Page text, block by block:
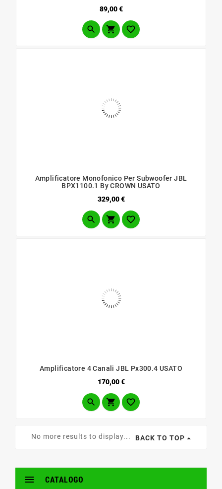
89,00 €Prezzo
  
Amplificatore Monofonico Per Subwoofer JBL
BPX1100.1 By CROWN USATO
329,00 €Prezzo
  
Amplificatore 4 Canali JBL Px300.4 USATO
170,00 €Prezzo
  
No more results to display... BACK TO TOP
CATALOGO
